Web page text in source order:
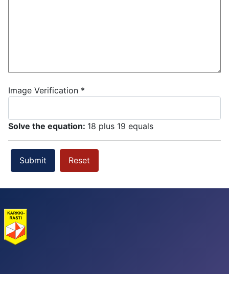
Image Verification *
Solve the equation: 18 plus 19 equals
Submit Reset